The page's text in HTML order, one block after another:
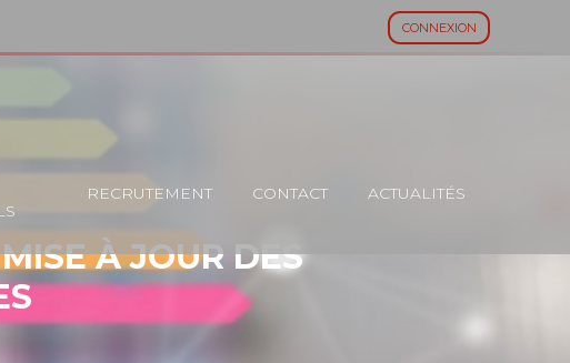
CONNEXION
RECRUTEMENT CONTACT ACTUALITÉS
À JOUR DES